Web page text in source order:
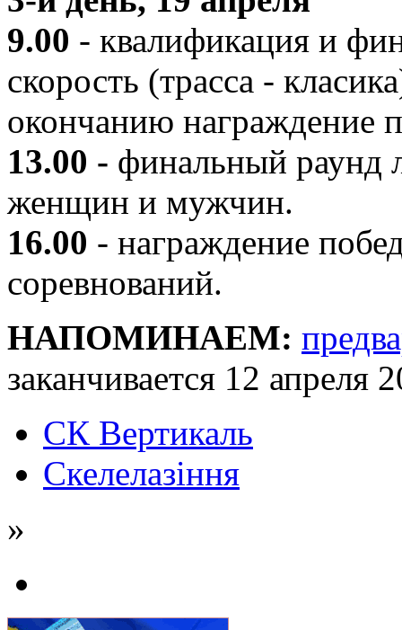
9.00 - квалификация и
скорость (трасса -
окончанию награждение
13.00 - финальный раунд
женщин и мужчин.
16.00 - награждение
соревнований.
НАПОМИНАЕМ:
заканчивается 12 апреля
СК Вертикаль
Скелелазіння
»